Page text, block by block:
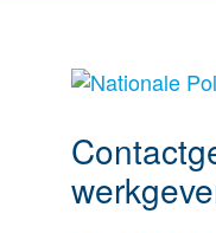
Meer